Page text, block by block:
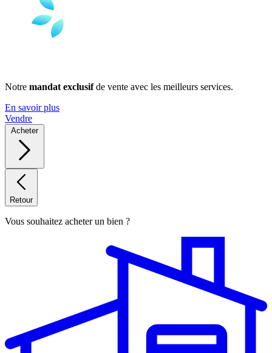
Notre mandat exclusifde vente avec les meilleurs services.
En savoir plus
Vendre
Acheter
Retour
Vous souhaitez acheter un bien ?